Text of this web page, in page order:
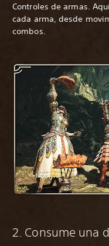
Controles de armas.
cada arma, desde
combos.
2. Consume una